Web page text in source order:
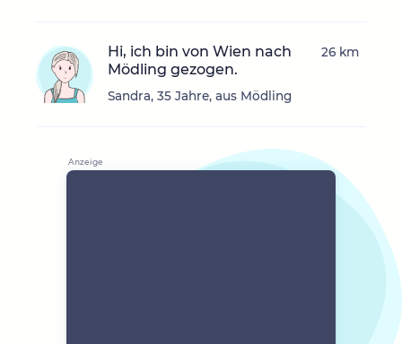
Hi, ich bin von Wien nach
Mödling gezogen.
Sandra, 35 Jahre, aus Mödling
26 km